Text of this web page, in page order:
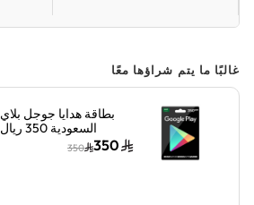
غالبًا ما يتم شراؤها معًا
بطاقة هدايا جوجل بلاي
السعودية 350 ريال
سعودي إرسال الكود
الرقمي بالبريد الإلكتروني
350
350